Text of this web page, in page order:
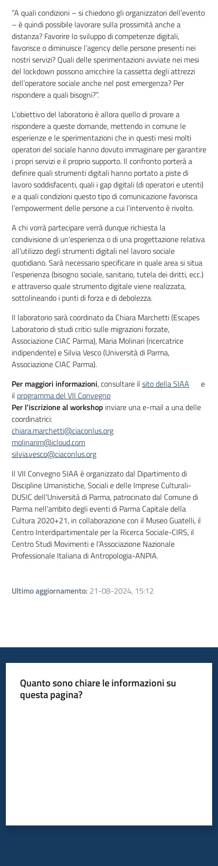
“A quali condizioni – si chiedono gli organizzatori dell’evento
– è quindi possibile lavorare sulla prossimità anche a
distanza? Favorire lo sviluppo di competenze digitali,
favorisce o diminuisce l’agency delle persone presenti nei
nostri servizi? Quali delle sperimentazioni avviate nei mesi
del lockdown possono arricchire la cassetta degli attrezzi
dell’operatore sociale anche nel post emergenza? Per
rispondere a quali bisogni?”.
L’obiettivo del laboratorio è allora quello di provare a
rispondere a queste domande, mettendo in comune le
esperienze e le sperimentazioni che in questi mesi molti
operatori del sociale hanno dovuto immaginare per garantire
i propri servizi e il proprio supporto. Il confronto porterà a
definire quali strumenti digitali hanno portato a piste di
lavoro soddisfacenti, quali i gap digitali (di operatori e utenti)
e a quali condizioni questo tipo di comunicazione favorisca
l’empowerment delle persone a cui l’intervento è rivolto.
A chi vorrà partecipare verrà dunque richiesta la
condivisione di un’esperienza o di una progettazione relativa
all’utilizzo degli strumenti digitali nel lavoro sociale
quotidiano. Sarà necessario specificare in quale area si situa
l’esperienza (bisogno sociale, sanitario, tutela dei diritti, ecc.)
e attraverso quale strumento digitale viene realizzata,
sottolineando i punti di forza e di debolezza.
Il laboratorio sarà coordinato da Chiara Marchetti (Escapes
Laboratorio di studi critici sulle migrazioni forzate,
Associazione CIAC Parma), Maria Molinari (ricercatrice
indipendente) e Silvia Vesco (Università di Parma,
Associazione CIAC Parma).
Per maggiori informazioni, consultare il sito della SIAA
e
il programma del VII Convegno
Per l'iscrizione al workshop inviare una e-mail a una delle
coordinatrici:
chiara.marchetti@ciaconlus.org
molinarim@icloud.com
silvia.vesco@ciaconlus.org
Il VII Convegno SIAA è organizzato dal Dipartimento di
Discipline Umanistiche, Sociali e delle Imprese Culturali-
DUSIC dell’Università di Parma, patrocinato dal Comune di
Parma nell’ambito degli eventi di Parma Capitale della
Cultura 2020+21, in collaborazione con il Museo Guatelli, il
Centro Interdipartimentale per la Ricerca Sociale-CIRS, il
Centro Studi Movimenti e l’Associazione Nazionale
Professionale Italiana di Antropologia-ANPIA.
Ultimo aggiornamento: 21-08-2024, 15:12
Quanto sono chiare le informazioni su
questa pagina?